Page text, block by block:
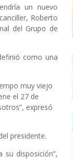
un nuevo
Roberto
del Grupo de
como una
muy viejo
el 27 de
expresó
presidente.
disposición”,